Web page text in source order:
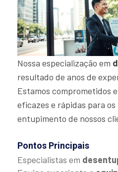
Nossa especialização em
resultado de anos de
Estamos comprometidos
eficazes e rápidas para
entupimento de nossos
Pontos Principais
Especialistas em